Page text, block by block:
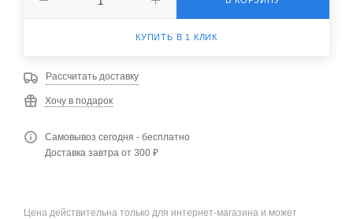
КУПИТЬ В 1 КЛИК
Рассчитать доставку
Хочу в подарок
Самовывоз сегодня - бесплатно
Доставка завтра от 300 ₽
Цена действительна только для интернет-магазина и может